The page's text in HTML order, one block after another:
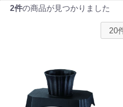
2件の商品が見つかりました